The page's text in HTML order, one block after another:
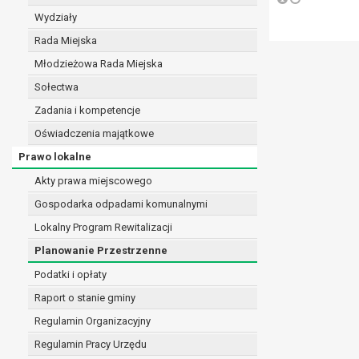
Wydziały
Rada Miejska
Młodzieżowa Rada Miejska
Sołectwa
Zadania i kompetencje
Oświadczenia majątkowe
Prawo lokalne
Akty prawa miejscowego
Gospodarka odpadami komunalnymi
Lokalny Program Rewitalizacji
Planowanie Przestrzenne
Podatki i opłaty
Raport o stanie gminy
Regulamin Organizacyjny
Regulamin Pracy Urzędu
realizacji zadań wynikających z przepisów
zawarcia i realizacji umów;
ochrony żywotnych interesów osoby, której
w pozostałych przypadkach dane osobowe
W związku z przetwarzaniem danych w celu
osobowych. Odbiorcami mogą być:
Pani/Pana dane osobowe będą przetwarzane przez
przepisy prawa powszechnie obowiązującego.
W przypadku, gdy dane osobowe przetwarzane są na
W przypadku, gdy dane osobowe przetwarzane są w
czasie w zakresie wymaganym przez przepisy prawa
rozliczeniu umowy, do czasu wycofania tej zgody.
Ponadto w przypadku umów o dofinansowanie dane
beneficjentem a określoną instytucją, trwałości
W związku z przetwarzaniem przez administratora
prawo dostępu do treści danych oraz